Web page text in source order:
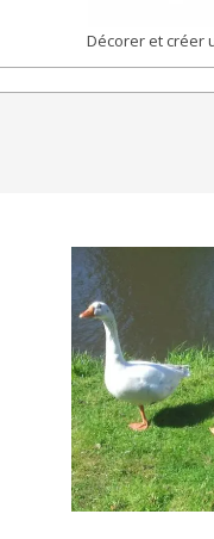
COCON
|
LIVING
Décorer et créer